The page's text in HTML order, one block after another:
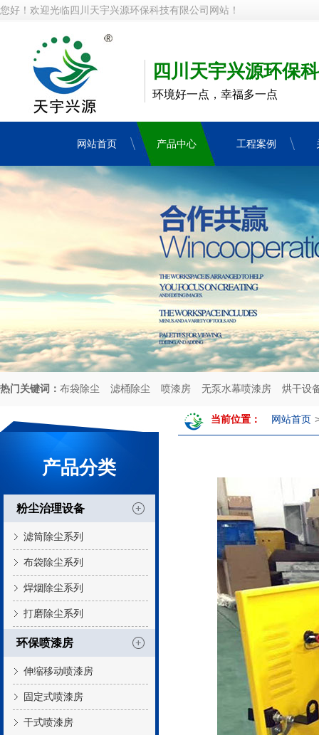
您好！欢迎光临四川天宇兴源环保科技有限公司网站！
四川天宇兴源环保
环境好一点，幸福多一点
网站首页 产品中心 工程案例
热门关键词： 布袋除尘 滤桶除尘 喷漆房 无泵水幕喷漆房 烘干设
产品分类
粉尘治理设备
滤筒除尘系列
布袋除尘系列
焊烟除尘系列
打磨除尘系列
环保喷漆房
伸缩移动喷漆房
固定式喷漆房
干式喷漆房
当前位置： 网站首页